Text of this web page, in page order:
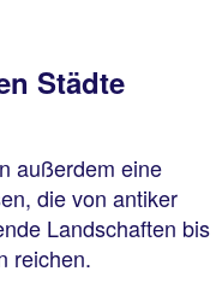
Städte
außerdem eine
die von antiker
Landschaften bis
reichen.